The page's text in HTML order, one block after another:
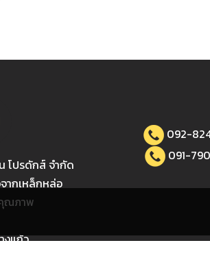
โปรดักส์ จำกัด
ากเหล็กหล่อ
คุณภาพ
งแก้ว
092-
091-